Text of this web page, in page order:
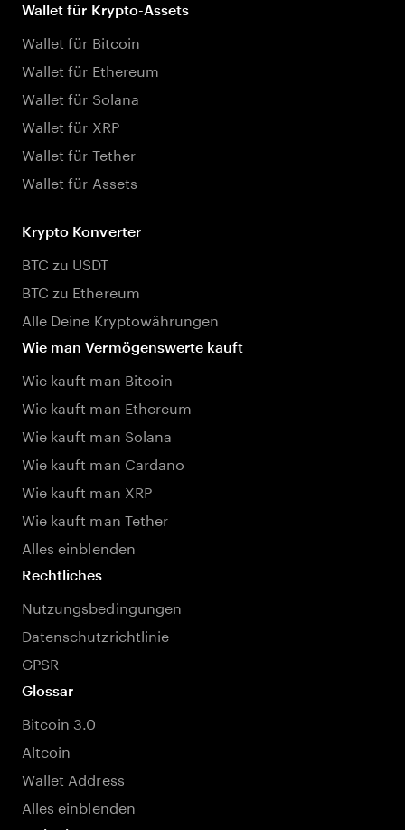
Wallet für Krypto-Assets
Wallet für Bitcoin
Wallet für Ethereum
Wallet für Solana
Wallet für XRP
Wallet für Tether
Wallet für Assets
Krypto Konverter
BTC zu USDT
BTC zu Ethereum
Alle Deine Kryptowährungen
Wie man Vermögenswerte kauft
Wie kauft man Bitcoin
Wie kauft man Ethereum
Wie kauft man Solana
Wie kauft man Cardano
Wie kauft man XRP
Wie kauft man Tether
Alles einblenden
Rechtliches
Nutzungsbedingungen
Datenschutzrichtlinie
GPSR
Glossar
Bitcoin 3.0
Altcoin
Wallet Address
Alles einblenden